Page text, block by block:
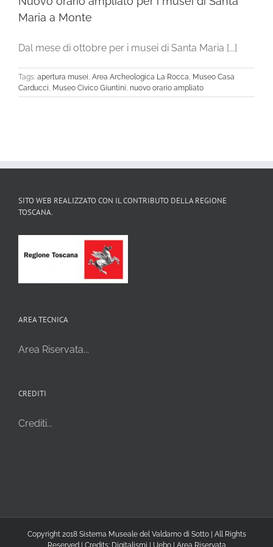
Maria a Monte
Dal mese di ottobre per i musei di Santa Maria [...]
Tags: apertura musei, Area Archeologica La Rocca, Museo Casa
Carducci, Museo Civico Giuntini, nuovo orario ampliato
SITO WEB REALIZZATO CON IL CONTRIBUTO DELLA REGIONE
TOSCANA.
AREA TECNICA
Area Riservata...
CREDITI
Crediti...
Copyright 2018 Sistema Museale del Valdarno di Sotto | All Rights